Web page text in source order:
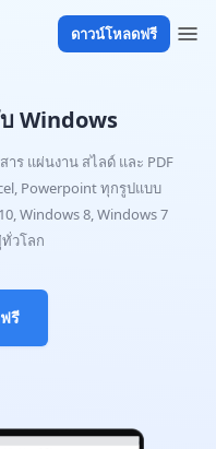
ดาวน์โหลดฟรี
Windows
ร แผ่นงาน สไลด์ และ PDF
Powerpoint ทุกรูปแบบ
Windows 8, Windows 7
วโลก
รี